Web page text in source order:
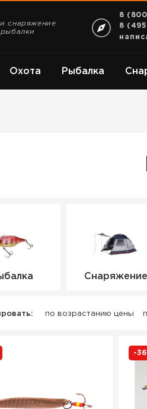
снаряжение
8
8
Охота Рыбалка
Снаряжение
по возрастанию цены
-